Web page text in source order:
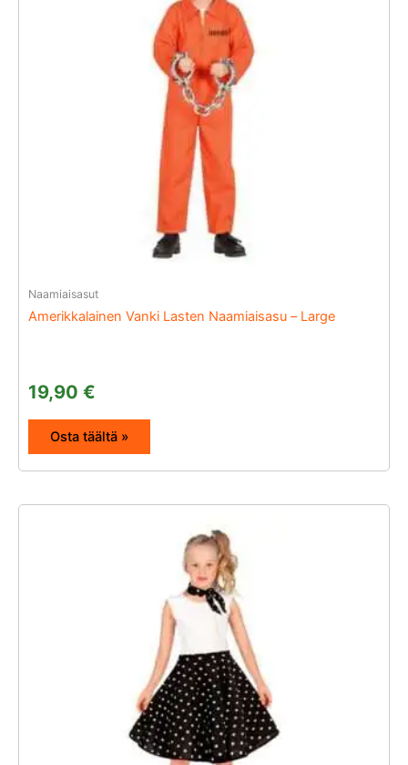
Naamiaisasut
Amerikkalainen Vanki Lasten Naamiaisasu – Large
19,90 €
Osta täältä »